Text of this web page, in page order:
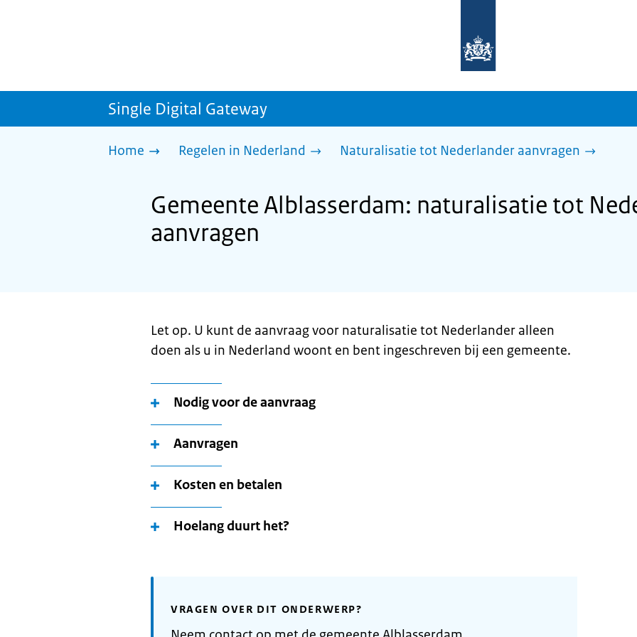
homepage
sdg.rijksoverheid.nl
Single Digital Gateway
Home Regelen in Nederland Naturalisatie tot Nederlander aanvragen
Gemeente Alblasserdam: naturalisatie tot
aanvragen
Let op. U kunt de aanvraag voor naturalisatie tot Nederlander alleen
doen als u in Nederland woont en bent ingeschreven bij een gemeente.
Nodig voor de aanvraag
Aanvragen
Kosten en betalen
Hoelang duurt het?
VRAGEN OVER DIT ONDERWERP?